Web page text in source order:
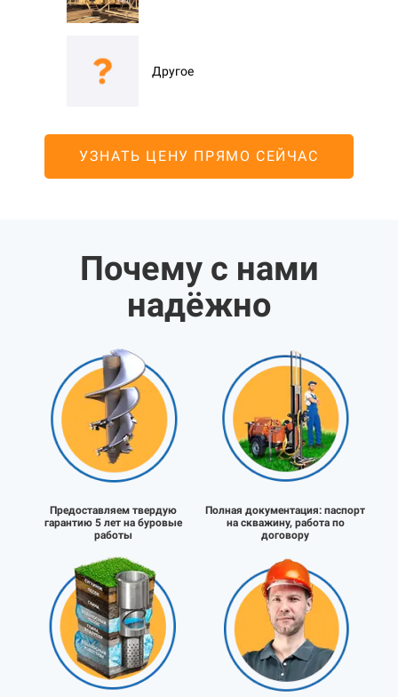
Другое
УЗНАТЬ ЦЕНУ ПРЯМО СЕЙЧАС
Почему с нами
надёжно
Предоставляем твердую
гарантию 5 лет на буровые
работы
Полная документация: паспорт
на скважину, работа по
договору